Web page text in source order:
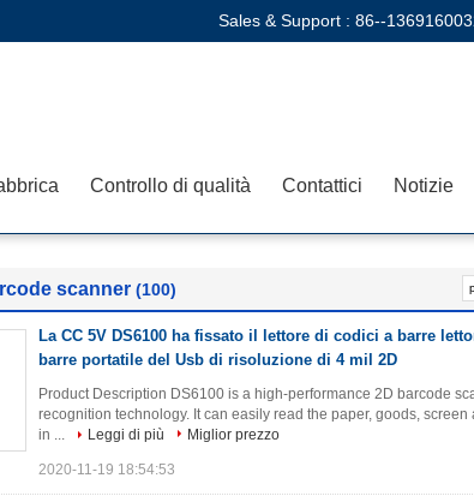
Sales & Support : 86--
Controllo di qualità Contattici Notizie
scanner (100)
La CC 5V DS6100 ha fissato il lettore di codici a barre
barre portatile del Usb di risoluzione di 4 mil 2D
Product Description DS6100 is a high-performance 2D barcode
recognition technology. It can easily read the paper, goods,
in ...
Leggi di più Miglior prezzo
2020-11-19 18:54:53